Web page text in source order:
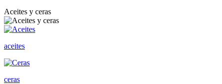
Aceites y ceras
aceites
ceras